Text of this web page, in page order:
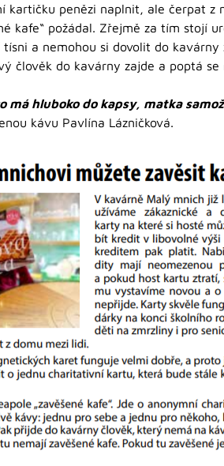
kartičku penězi naplnit, ale čerpat z
kafe“ požádal. Zřejmě za tím stojí
tísni a nemohou si dovolit do
člověk do kavárny zajde a poptá
má hluboko do kapsy, matka
kávu Pavlína Lázničková.